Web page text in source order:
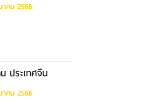
คม 2568
ประเทศจีน
คม 2568